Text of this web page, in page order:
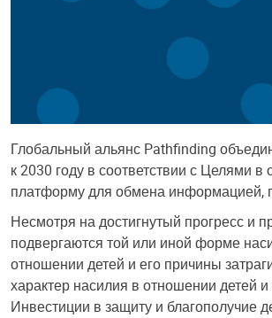
Глобальный альянс Pathfinding
к 2030 году в соответствии с Целями
платформу для обмена информацией,
Несмотря на достигнутый прогресс и
подвергаются той или иной форме
отношении детей и его причины
характер насилия в отношении детей
Инвестиции в защиту и благополучие